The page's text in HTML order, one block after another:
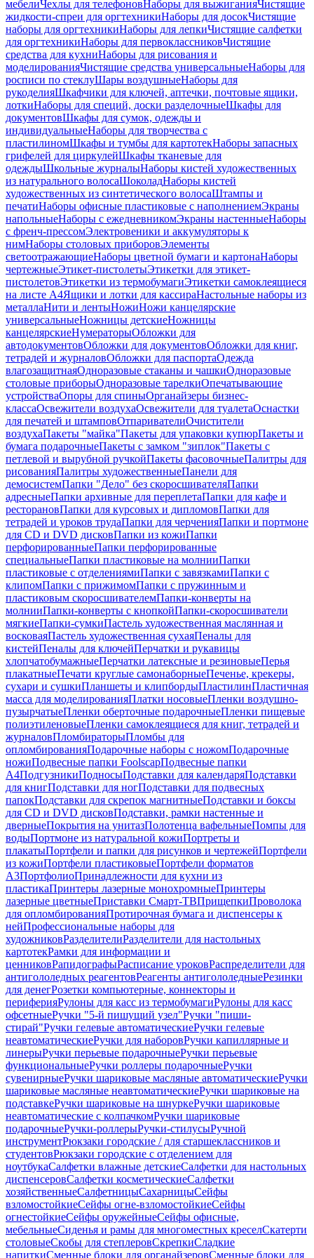
мебелиЧехлы для телефоновНаборы для выжиганияЧистящие
жидкости-спреи для оргтехникиНаборы для досокЧистящие
наборы для оргтехникиНаборы для лепкиЧистящие салфетки
для оргтехникиНаборы для первоклассниковЧистящие
средства для кухниНаборы для рисования и
моделированияЧистящие средства универсальныеНаборы для
росписи по стеклуШары воздушныеНаборы для
рукоделияШкафчики для ключей, аптечки, почтовые ящики,
лоткиНаборы для специй, доски разделочныеШкафы для
документовШкафы для сумок, одежды и
индивидуальныеНаборы для творчества с
пластилиномШкафы и тумбы для картотекНаборы запасных
грифелей для циркулейШкафы тканевые для
одеждыШкольные журналыНаборы кистей художественных
из натурального волосаШоколадНаборы кистей
художественных из синтетического волосаШтампы и
печатиНаборы офисные пластиковые с наполнениемЭкраны
напольныеНаборы с ежедневникомЭкраны настенныеНаборы
с френч-прессомЭлектровеники и аккумуляторы к
нимНаборы столовых приборовЭлементы
светоотражающиеНаборы цветной бумаги и картонаНаборы
чертежныеЭтикет-пистолетыЭтикетки для этикет-
пистолетовЭтикетки из термобумагиЭтикетки самоклеящиеся
на листе А4Ящики и лотки для кассираНастольные наборы из
металлаНити и лентыНожиНожи канцелярские
универсальныеНожницы детскиеНожницы
канцелярскиеНумераторыОбложки для
автодокументовОбложки для документовОбложки для книг,
тетрадей и журналовОбложки для паспортаОдежда
влагозащитнаяОдноразовые стаканы и чашкиОдноразовые
столовые приборыОдноразовые тарелкиОпечатывающие
устройстваОпоры для спиныОрганайзеры бизнес-
классаОсвежители воздухаОсвежители для туалетаОснастки
для печатей и штамповОтпаривателиОчистители
воздухаПакеты "майка"Пакеты для упаковки купюрПакеты и
бумага подарочныеПакеты с замком "зиплок"Пакеты с
петлевой и вырубной ручкойПакеты фасовочныеПалитры для
рисованияПалитры художественныеПанели для
демосистемПапки "Дело" без скоросшивателяПапки
адресныеПапки архивные для переплетаПапки для кафе и
ресторановПапки для курсовых и дипломовПапки для
тетрадей и уроков трудаПапки для черченияПапки и портмоне
для CD и DVD дисковПапки из кожиПапки
перфорированныеПапки перфорированные
специальныеПапки пластиковые на молнииПапки
пластиковые с отделениямиПапки с завязкамиПапки с
клипомПапки с прижимомПапки с пружинным и
пластиковым скоросшивателемПапки-конверты на
молнииПапки-конверты с кнопкойПапки-скоросшиватели
мягкиеПапки-сумкиПастель художественная маслянная и
восковаяПастель художественная сухаяПеналы для
кистейПеналы для ключейПерчатки и рукавицы
хлопчатобумажныеПерчатки латексные и резиновыеПерья
плакатныеПечати круглые самонаборныеПеченье, крекеры,
сухари и сушкиПланшеты и клипбордыПластилинПластичная
масса для моделированияПлатки носовыеПленки воздушно-
пузырчатыеПленки оберточные подарочныеПленки пищевые
полиэтиленовыеПленки самоклеящиеся для книг, тетрадей и
журналовПломбираторыПломбы для
опломбированияПодарочные наборы с ножомПодарочные
ножиПодвесные папки FoolscapПодвесные папки
А4ПодгузникиПодносыПодставки для календаряПодставки
для книгПодставки для ногПодставки для подвесных
папокПодставки для скрепок магнитныеПодставки и боксы
для CD и DVD дисковПодставки, рамки настенные и
дверныеПокрытия на унитазПолотенца вафельныеПомпы для
водыПортмоне из натуральной кожиПортреты и
плакатыПортфели и папки для рисунков и чертежейПортфели
из кожиПортфели пластиковыеПортфели форматов
А3ПортфолиоПринадлежности для кухни из
пластикаПринтеры лазерные монохромныеПринтеры
лазерные цветныеПриставки Смарт-ТВПрищепкиПроволока
для опломбированияПротирочная бумага и диспенсеры к
нейПрофессиональные наборы для
художниковРазделителиРазделители для настольных
картотекРамки для информации и
ценниковРапидографыРасписание уроковРаспределители для
антигололедных реагентовРеагенты антигололедныеРезинки
для денегРозетки компьютерные, коннекторы и
периферияРулоны для касс из термобумагиРулоны для касс
офсетныеРучки "5-й пишущий узел"Ручки "пиши-
стирай"Ручки гелевые автоматическиеРучки гелевые
неавтоматическиеРучки для наборовРучки капиллярные и
линерыРучки перьевые подарочныеРучки перьевые
функциональныеРучки роллеры подарочныеРучки
сувенирныеРучки шариковые масляные автоматическиеРучки
шариковые масляные неавтоматическиеРучки шариковые на
подставкеРучки шариковые на шнуркеРучки шариковые
неавтоматические с колпачкомРучки шариковые
подарочныеРучки-роллерыРучки-стилусыРучной
инструментРюкзаки городские / для старшеклассников и
студентовРюкзаки городские с отделением для
ноутбукаСалфетки влажные детскиеСалфетки для настольных
диспенсеровСалфетки косметическиеСалфетки
хозяйственныеСалфетницыСахарницыСейфы
взломостойкиеСейфы огне-взломостойкиеСейфы
огнестойкиеСейфы оружейныеСейфы офисные,
мебельныеСиденья и рамы для многоместных креселСкатерти
столовыеСкобы для степлеровСкрепкиСладкие
напиткиСменные блоки для органайзеровСменные блоки для